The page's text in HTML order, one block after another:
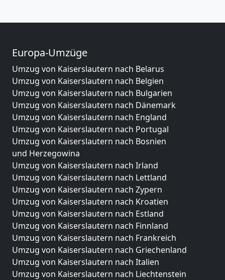
Europa-Umzüge
Umzug von Kaiserslautern nach Belarus
Umzug von Kaiserslautern nach Belgien
Umzug von Kaiserslautern nach Bulgarien
Umzug von Kaiserslautern nach Dänemark
Umzug von Kaiserslautern nach England
Umzug von Kaiserslautern nach Portugal
Umzug von Kaiserslautern nach Bosnien
und Herzegowina
Umzug von Kaiserslautern nach Irland
Umzug von Kaiserslautern nach Lettland
Umzug von Kaiserslautern nach Zypern
Umzug von Kaiserslautern nach Kroatien
Umzug von Kaiserslautern nach Estland
Umzug von Kaiserslautern nach Finnland
Umzug von Kaiserslautern nach Frankreich
Umzug von Kaiserslautern nach Griechenland
Umzug von Kaiserslautern nach Italien
Umzug von Kaiserslautern nach Liechtenstein